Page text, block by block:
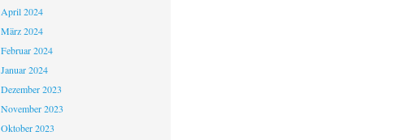
April 2024
März 2024
Februar 2024
Januar 2024
Dezember 2023
November 2023
Oktober 2023